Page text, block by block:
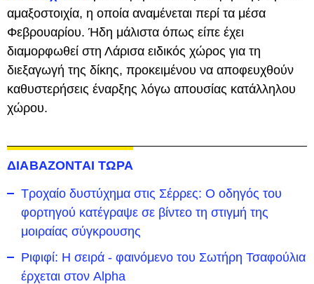
αμαξοστοιχία, η οποία αναμένεται περί τα μέσα
Φεβρουαρίου. Ήδη μάλιστα όπως είπε έχει
διαμορφωθεί στη Λάρισα ειδικός χώρος για τη
διεξαγωγή της δίκης, προκειμένου να αποφευχθούν
καθυστερήσεις έναρξης λόγω απουσίας κατάλληλου
χώρου.
ΔΙΑΒΑΖΟΝΤΑΙ ΤΩΡΑ
Τροχαίο δυστύχημα στις Σέρρες: Ο οδηγός του
φορτηγού κατέγραψε σε βίντεο τη στιγμή της
μοιραίας σύγκρουσης
Ριφιφί: Η σειρά - φαινόμενο του Σωτήρη Τσαφούλια
έρχεται στον Alpha